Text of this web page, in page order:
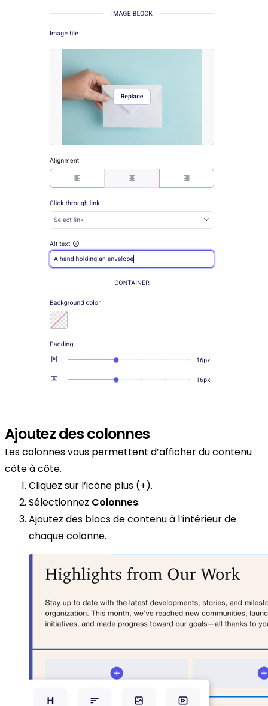
Ajoutez des colonnes
Les colonnes vous permettent d’afficher du contenu
côte à côte.
Cliquez sur l’icône plus (+).
Sélectionnez Colonnes.
Ajoutez des blocs de contenu à l’intérieur de
chaque colonne.